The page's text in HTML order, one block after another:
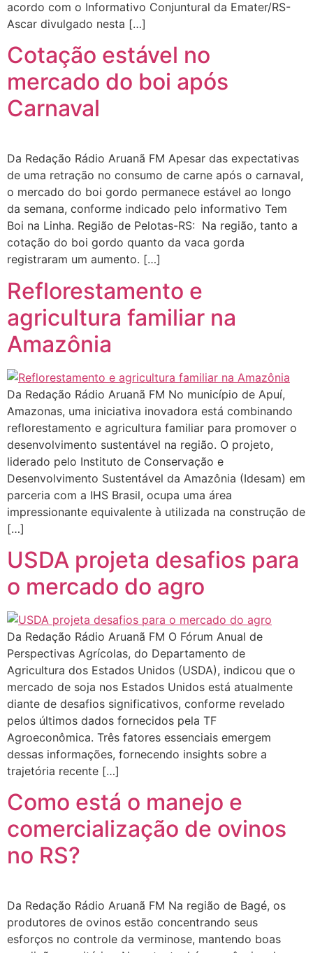
acordo com o Informativo Conjuntural da Emater/RS-
Ascar divulgado nesta […]
Cotação estável no
mercado do boi após
Carnaval
Da Redação Rádio Aruanã FM Apesar das expectativas
de uma retração no consumo de carne após o carnaval,
o mercado do boi gordo permanece estável ao longo
da semana, conforme indicado pelo informativo Tem
Boi na Linha. Região de Pelotas-RS: Na região, tanto a
cotação do boi gordo quanto da vaca gorda
registraram um aumento. […]
Reflorestamento e
agricultura familiar na
Amazônia
Da Redação Rádio Aruanã FM No município de Apuí,
Amazonas, uma iniciativa inovadora está combinando
reflorestamento e agricultura familiar para promover o
desenvolvimento sustentável na região. O projeto,
liderado pelo Instituto de Conservação e
Desenvolvimento Sustentável da Amazônia (Idesam) em
parceria com a IHS Brasil, ocupa uma área
impressionante equivalente à utilizada na construção de
[…]
USDA projeta desafios para
o mercado do agro
Da Redação Rádio Aruanã FM O Fórum Anual de
Perspectivas Agrícolas, do Departamento de
Agricultura dos Estados Unidos (USDA), indicou que o
mercado de soja nos Estados Unidos está atualmente
diante de desafios significativos, conforme revelado
pelos últimos dados fornecidos pela TF
Agroeconômica. Três fatores essenciais emergem
dessas informações, fornecendo insights sobre a
trajetória recente […]
Como está o manejo e
comercialização de ovinos
no RS?
Da Redação Rádio Aruanã FM Na região de Bagé, os
produtores de ovinos estão concentrando seus
esforços no controle da verminose, mantendo boas